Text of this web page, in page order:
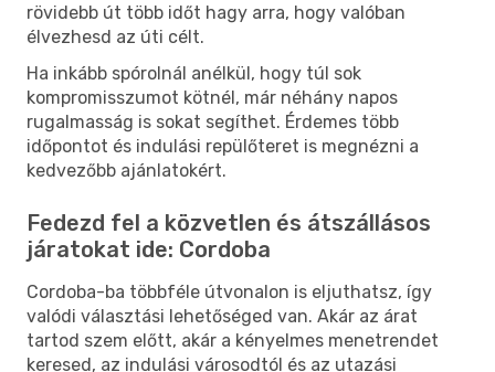
rövidebb út több időt hagy arra, hogy valóban
élvezhesd az úti célt.
Ha inkább spórolnál anélkül, hogy túl sok
kompromisszumot kötnél, már néhány napos
rugalmasság is sokat segíthet. Érdemes több
időpontot és indulási repülőteret is megnézni a
kedvezőbb ajánlatokért.
Fedezd fel a közvetlen és átszállásos
járatokat ide: Cordoba
Cordoba-ba többféle útvonalon is eljuthatsz, így
valódi választási lehetőséged van. Akár az árat
tartod szem előtt, akár a kényelmes menetrendet
keresed, az indulási városodtól és az utazási